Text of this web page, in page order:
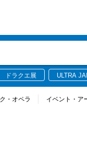
ドラクエ展
ULTRA
・オペラ イベント・ア